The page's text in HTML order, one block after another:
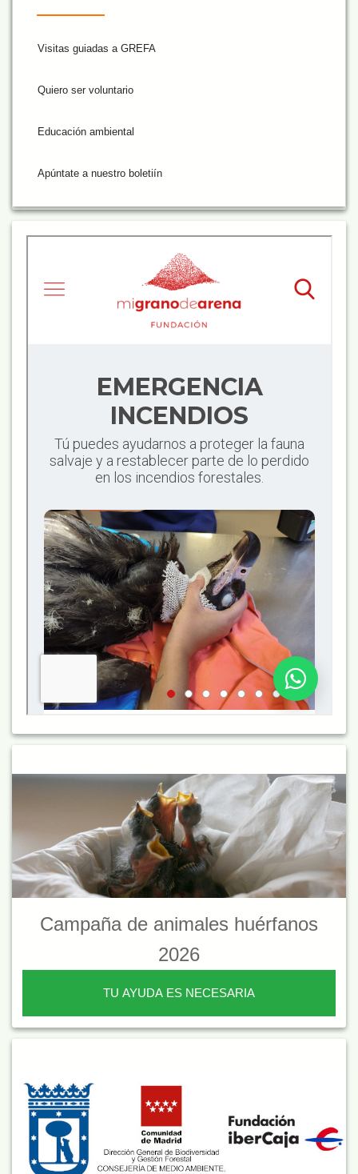
Visitas guiadas a GREFA
Quiero ser voluntario
Educación ambiental
Apúntate a nuestro boletiín
Campaña de animales huérfanos
2026
TU AYUDA ES NECESARIA